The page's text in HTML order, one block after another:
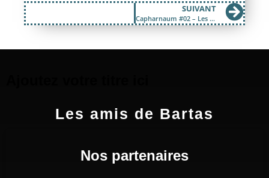
SUIVANT
Capharnaum #02 – Les moyens de transports
Les amis de Bartas
Nos partenaires